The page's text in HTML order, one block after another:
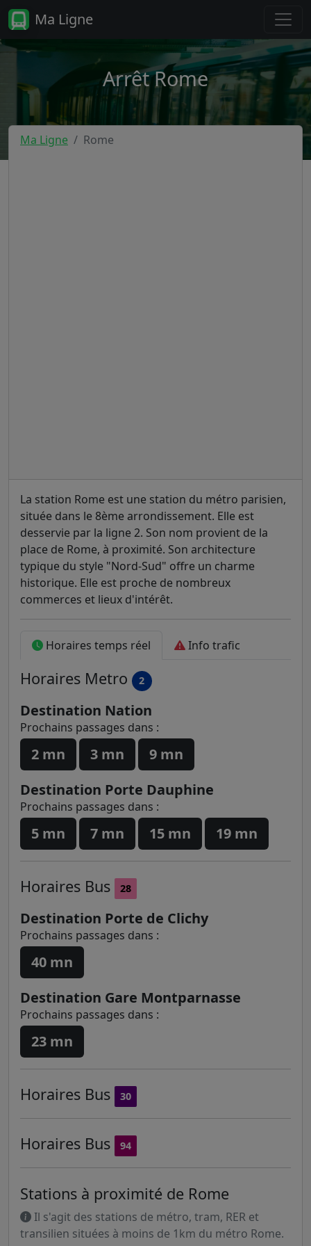
Ma Ligne
Arrêt Rome
Ma Ligne Rome
La station Rome est une station du métro parisien,
située dans le 8ème arrondissement. Elle est
desservie par la ligne 2. Son nom provient de la
place de Rome, à proximité. Son architecture
typique du style "Nord-Sud" offre un charme
historique. Elle est proche de nombreux
commerces et lieux d'intérêt.
Horaires temps réel Info trafic
Horaires Metro 2
Destination Nation
Prochains passages dans :
2 mn 3 mn
9 mn
Destination Porte Dauphine
Prochains passages dans :
5 mn 7 mn 15 mn 19 mn
Horaires Bus 28
Destination Porte de Clichy
Prochains passages dans :
40 mn
Destination Gare Montparnasse
Prochains passages dans :
23 mn
Horaires Bus 30
Horaires Bus 94
Stations à proximité de Rome
Il s'agit des stations de métro, tram, RER et
transilien situées à moins de 1km du métro Rome.